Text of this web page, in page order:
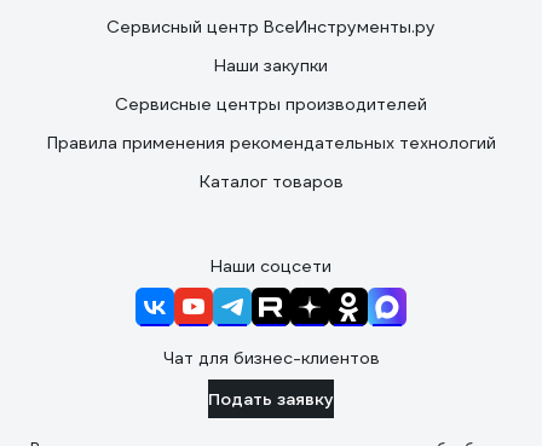
Сервисный центр ВсеИнструменты.ру
Наши закупки
Сервисные центры производителей
Правила применения рекомендательных технологий
Каталог товаров
Наши соцсети
Чат для бизнес-клиентов
Подать заявку